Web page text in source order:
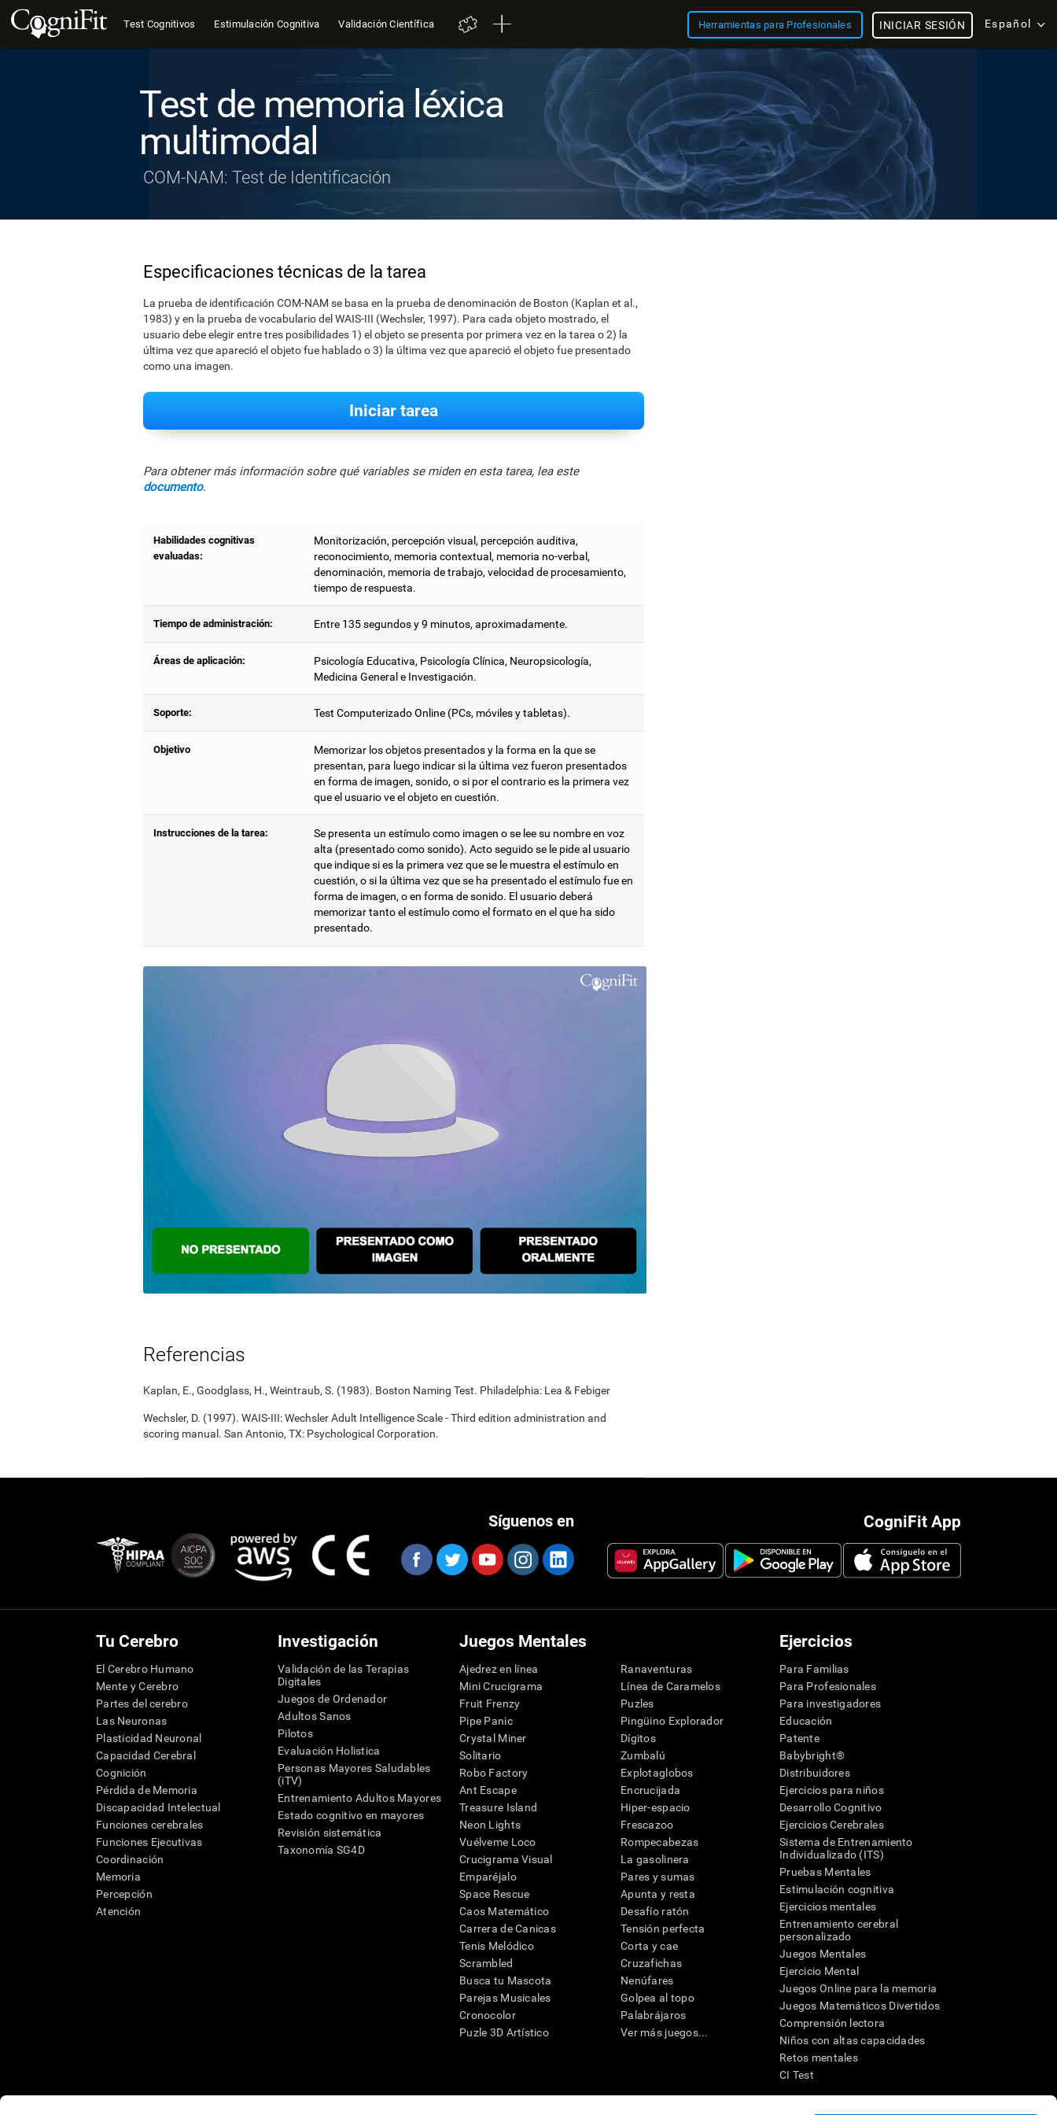
Test Cognitivos Estimulación Cognitiva Validación Científica Herramientas para Profesionales Español
INICIAR SESIÓN
Test de memoria léxica
multimodal
COM-NAM: Test de Identificación
Especificaciones técnicas de la tarea
La prueba de identificación COM-NAM se basa en la prueba de denominación de Boston (Kaplan et al.,
1983) y en la prueba de vocabulario del WAIS-III (Wechsler, 1997). Para cada objeto mostrado, el
usuario debe elegir entre tres posibilidades 1) el objeto se presenta por primera vez en la tarea o 2) la
última vez que apareció el objeto fue hablado o 3) la última vez que apareció el objeto fue presentado
como una imagen.
Iniciar tarea
Para obtener más información sobre qué variables se miden en esta tarea, lea este
documento.
Habilidades cognitivas
evaluadas:
Monitorización, percepción visual, percepción auditiva,
reconocimiento, memoria contextual, memoria no-verbal,
denominación, memoria de trabajo, velocidad de procesamiento,
tiempo de respuesta.
Tiempo de administración: Entre 135 segundos y 9 minutos, aproximadamente.
Áreas de aplicación:
Psicología Educativa, Psicología Clínica, Neuropsicología,
Medicina General e Investigación.
Soporte: Test Computerizado Online (PCs, móviles y tabletas).
Objetivo
Memorizar los objetos presentados y la forma en la que se
presentan, para luego indicar si la última vez fueron presentados
en forma de imagen, sonido, o si por el contrario es la primera vez
que el usuario ve el objeto en cuestión.
Instrucciones de la tarea:
Se presenta un estímulo como imagen o se lee su nombre en voz
alta (presentado como sonido). Acto seguido se le pide al usuario
que indique si es la primera vez que se le muestra el estímulo en
cuestión, o si la última vez que se ha presentado el estímulo fue en
forma de imagen, o en forma de sonido. El usuario deberá
memorizar tanto el estímulo como el formato en el que ha sido
presentado.
Referencias
Kaplan, E., Goodglass, H., Weintraub, S. (1983). Boston Naming Test. Philadelphia: Lea & Febiger
Wechsler, D. (1997). WAIS-III: Wechsler Adult Intelligence Scale - Third edition administration and
scoring manual. San Antonio, TX: Psychological Corporation.
CogniFit App
Síguenos en
Tu Cerebro
El Cerebro Humano
Mente y Cerebro
Partes del cerebro
Las Neuronas
Plasticidad Neuronal
Capacidad Cerebral
Cognición
Pérdida de Memoria
Discapacidad Intelectual
Funciones cerebrales
Funciones Ejecutivas
Coordinación
Memoria
Percepción
Atención
Investigación
Validación de las Terapias
Digitales
Juegos de Ordenador
Adultos Sanos
Pilotos
Evaluación Holistica
Personas Mayores Saludables
(iTV)
Entrenamiento Adultos Mayores
Estado cognitivo en mayores
Revisión sistemática
Taxonomía SG4D
Juegos Mentales
Ajedrez en línea
Mini Crucigrama
Fruit Frenzy
Pipe Panic
Crystal Miner
Solitario
Robo Factory
Ant Escape
Treasure Island
Neon Lights
Vuélveme Loco
Crucigrama Visual
Emparéjalo
Space Rescue
Caos Matemático
Carrera de Canicas
Tenis Melódico
Scrambled
Busca tu Mascota
Parejas Musicales
Cronocolor
Puzle 3D Artístico
Ranaventuras
Línea de Caramelos
Puzles
Pingüino Explorador
Dígitos
Zumbalú
Explotaglobos
Encrucijada
Hiper-espacio
Frescazoo
Rompecabezas
La gasolinera
Pares y sumas
Apunta y resta
Desafío ratón
Tensión perfecta
Corta y cae
Cruzafichas
Nenúfares
Golpea al topo
Palabrájaros
Ver más juegos...
Ejercicios
Para Familias
Para Profesionales
Para investigadores
Educación
Patente
Babybright®
Distribuidores
Ejercicios para niños
Desarrollo Cognitivo
Ejercicios Cerebrales
Sistema de Entrenamiento
Individualizado (ITS)
Pruebas Mentales
Estimulación cognitiva
Ejercicios mentales
Entrenamiento cerebral
personalizado
Juegos Mentales
Ejercicio Mental
Juegos Online para la memoria
Juegos Matemáticos Divertidos
Comprensión lectora
Niños con altas capacidades
Retos mentales
CI Test